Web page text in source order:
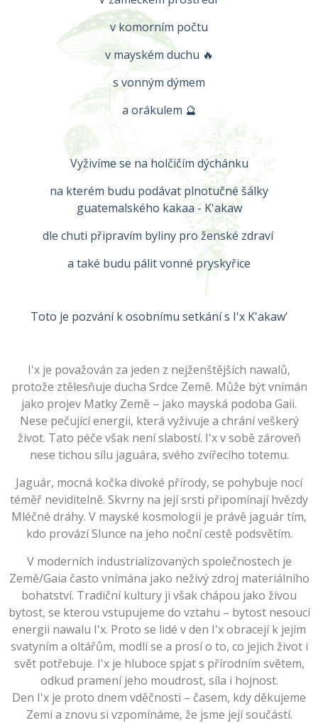
v komorním počtu
v mayském duchu 🔥
s vonným dýmem
a orákulem 🔮
Vyživíme se na holčičím dýchánku
na kterém budu podávat plnotučné šálky
guatemalského kakaa - K'akaw
dle chuti připravím byliny pro ženské zdraví
a také budu pálit vonné pryskyřice
Toto je pozvání k osobnímu setkání s I'x K'akaw'
I'x je považován za jeden z nejženštějších nawalů,
protože ztělesňuje ducha Srdce Země. Může být vnímán
jako projev Matky Země – jako mayská podoba Gaii.
Nese pečující energii, která vyživuje a chrání veškerý
život. Tato péče však není slabostí. I'x v sobě zároveň
nese tichou sílu jaguára, svého zvířecího totemu.
Jaguár, mocná kočka divoké přírody, se pohybuje nocí
téměř neviditelně. Skvrny na její srsti připomínají hvězdy
Mléčné dráhy. V mayské kosmologii je právě jaguár tím,
kdo provází Slunce na jeho noční cestě podsvětím.
V moderních industrializovaných společnostech je
Země/Gaia často vnímána jako neživý zdroj materiálního
bohatství. Tradiční kultury ji však chápou jako živou
bytost, se kterou vstupujeme do vztahu – bytost nesoucí
energii nawalu I'x. Proto se lidé v den I'x obracejí k jejím
svatyním a oltářům, modlí se a prosí o to, co jejich život i
svět potřebuje. I'x je hluboce spjat s přírodním světem,
odkud pramení jeho moudrost, síla i hojnost.
Den I'x je proto dnem vděčnosti – časem, kdy děkujeme
Zemi a znovu si vzpomínáme, že jsme její součástí.